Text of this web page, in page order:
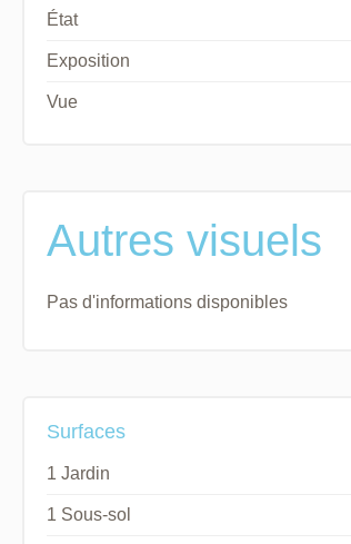
État
Exposition
Vue
Autres visuels
Pas d'informations disponibles
Surfaces
1 Jardin
1 Sous-sol